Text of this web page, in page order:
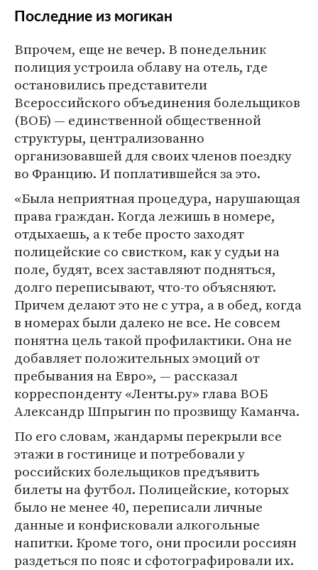
Последние из могикан
Впрочем, еще не вечер. В понедельник
полиция устроила облаву на отель, где
остановились представители
Всероссийского объединения болельщиков
(ВОБ) — единственной общественной
структуры, централизованно
организовавшей для своих членов поездку
во Францию. И поплатившейся за это.
«Была неприятная процедура, нарушающая
права граждан. Когда лежишь в номере,
отдыхаешь, а к тебе просто заходят
полицейские со свистком, как у судьи на
поле, будят, всех заставляют подняться,
долго переписывают, что-то объясняют.
Причем делают это не с утра, а в обед, когда
в номерах были далеко не все. Не совсем
понятна цель такой профилактики. Она не
добавляет положительных эмоций от
пребывания на Евро», — рассказал
корреспонденту «Ленты.ру» глава ВОБ
Александр Шпрыгин по прозвищу Каманча.
По его словам, жандармы перекрыли все
этажи в гостинице и потребовали у
российских болельщиков предъявить
билеты на футбол. Полицейские, которых
было не менее 40, переписали личные
данные и конфисковали алкогольные
напитки. Кроме того, они просили россиян
раздеться по пояс и сфотографировали их.